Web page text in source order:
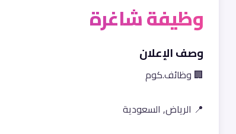
وظيفة شاغرة
وصف الإعلان
🏢 وظائف.كوم
📍 الرياض, السعودية